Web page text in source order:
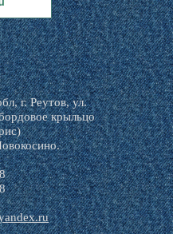
г. Реутов, ул.
крыльцо